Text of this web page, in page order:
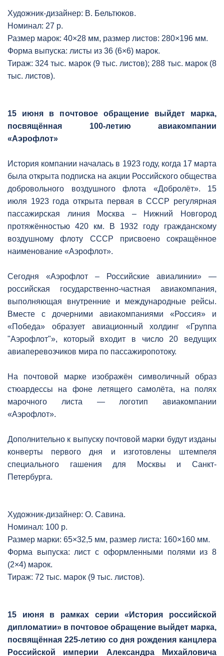
Художник-дизайнер: В. Бельтюков.
Номинал: 27 р.
Размер марок: 40×28 мм, размер листов: 280×196 мм.
Форма выпуска: листы из 36 (6×6) марок.
Тираж: 324 тыс. марок (9 тыс. листов); 288 тыс. марок (8
тыс. листов).
15 июня в почтовое обращение выйдет марка,
посвящённая 100-летию авиакомпании
«Аэрофлот»
История компании началась в 1923 году, когда 17 марта
была открыта подписка на акции Российского общества
добровольного воздушного флота «Добролёт». 15
июля 1923 года открыта первая в СССР регулярная
пассажирская линия Москва – Нижний Новгород
протяжённостью 420 км. В 1932 году гражданскому
воздушному флоту СССР присвоено сокращённое
наименование «Аэрофлот».
Сегодня «Аэрофлот – Российские авиалинии» —
российская государственно-частная авиакомпания,
выполняющая внутренние и международные рейсы.
Вместе с дочерними авиакомпаниями «Россия» и
«Победа» образует авиационный холдинг «Группа
"Аэрофлот"», который входит в число 20 ведущих
авиаперевозчиков мира по пассажиропотоку.
На почтовой марке изображён символичный образ
стюардессы на фоне летящего самолёта, на полях
марочного листа — логотип авиакомпании
«Аэрофлот».
Дополнительно к выпуску почтовой марки будут изданы
конверты первого дня и изготовлены штемпеля
специального гашения для Москвы и Санкт-
Петербурга.
Художник-дизайнер: О. Савина.
Номинал: 100 р.
Размер марки: 65×32,5 мм, размер листа: 160×160 мм.
Форма выпуска: лист с оформленными полями из 8
(2×4) марок.
Тираж: 72 тыс. марок (9 тыс. листов).
15 июня в рамках серии «История российской
дипломатии» в почтовое обращение выйдет марка,
посвящённая 225-летию со дня рождения канцлера
Российской империи Александра Михайловича